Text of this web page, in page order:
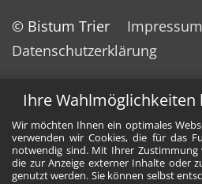
Ihre Wahlmöglichkeiten
Wir möchten Ihnen ein optimales
verwenden wir Cookies, die für das
notwendig sind. Mit Ihrer Zustimmung
die zur Anzeige externer Inhalte oder
genutzt werden. Sie können selbst
© Bistum Trier
Impressum
Datenschutzerklärung